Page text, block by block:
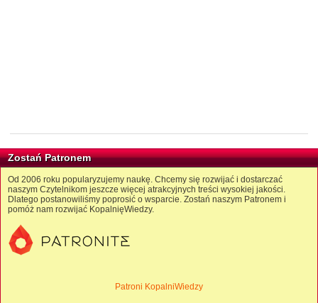
Zostań Patronem
Od 2006 roku popularyzujemy naukę. Chcemy się rozwijać i dostarczać
naszym Czytelnikom jeszcze więcej atrakcyjnych treści wysokiej jakości.
Dlatego postanowiliśmy poprosić o wsparcie. Zostań naszym Patronem i
pomóż nam rozwijać KopalnięWiedzy.
Patroni KopalniWiedzy